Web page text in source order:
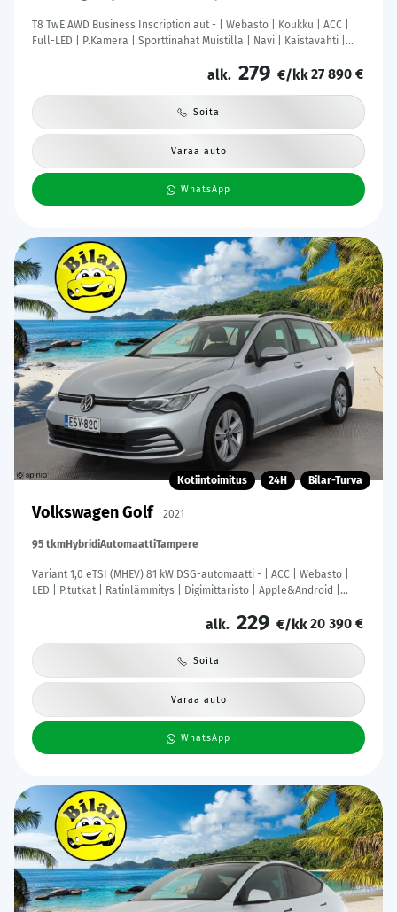
T8 TwE AWD Business Inscription aut - | Webasto | Koukku | ACC |
Full-LED | P.Kamera | Sporttinahat Muistilla | Navi | Kaistavahti |
alk. 279 €/kk27 890 €
Soita
Varaa auto
WhatsApp
Kotiintoimitus 24H Bilar-Turva
Volkswagen Golf 2021
95 tkmHybridiAutomaattiTampere
Variant 1,0 eTSI (MHEV) 81 kW DSG-automaatti - | ACC | Webasto |
LED | P.tutkat | Ratinlämmitys | Digimittaristo | Apple&Android |
alk. 229 €/kk20 390 €
Soita
Varaa auto
WhatsApp